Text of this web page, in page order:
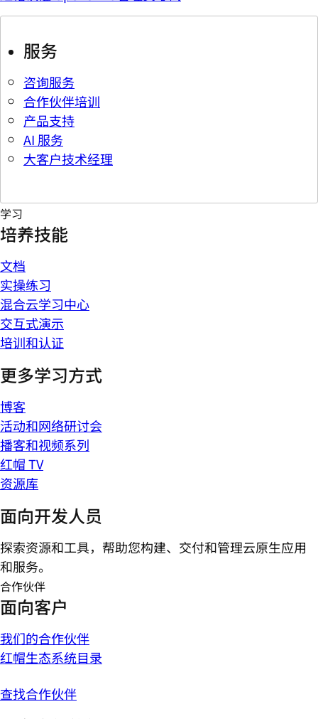
服务
咨询服务
合作伙伴培训
产品支持
AI 服务
大客户技术经理
学习
培养技能
文档
实操练习
混合云学习中心
交互式演示
培训和认证
更多学习方式
博客
活动和网络研讨会
播客和视频系列
红帽 TV
资源库
面向开发人员
探索资源和工具，帮助您构建、交付和管理云原生应用
和服务。
合作伙伴
面向客户
我们的合作伙伴
红帽生态系统目录
查找合作伙伴